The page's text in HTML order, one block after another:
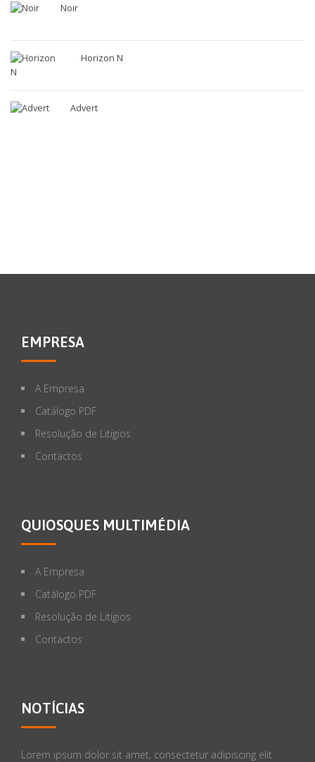
Noir
Horizon N
Advert
EMPRESA
A Empresa
Catálogo PDF
Resolução de Litígios
Contactos
QUIOSQUES MULTIMÉDIA
A Empresa
Catálogo PDF
Resolução de Litígios
Contactos
NOTÍCIAS
Lorem ipsum dolor sit amet, consectetur adipiscing elit